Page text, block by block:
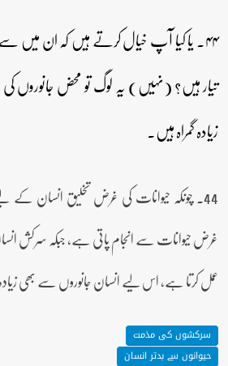
۴۴۔ یا کیا آپ خیال کرتے ہیں کہ ان میں
تیار ہیں؟ (نہیں) یہ لوگ تو محض جانوروں
زیادہ گمراہ ہیں۔
44۔ چونکہ حیوانات کی غرض تخلیق انسان کے
غرض حیوانات سے انجام پاتی ہے، جبکہ سرکش
عمل کرتا ہے، اس لیے انسان جانوروں سے بھی
سرکشوں کی مذمت
حیوانوں سے بدتر انسان